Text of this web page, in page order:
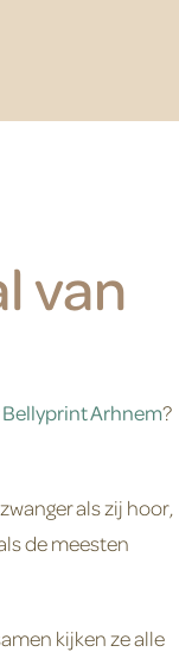
van
Bellyprint Arhnem?
als zij hoor,
de meesten
kijken ze alle